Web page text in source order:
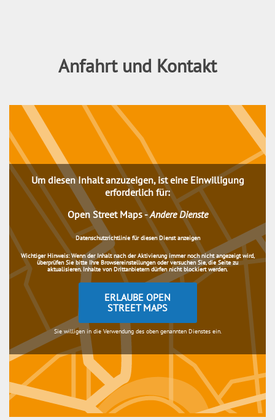
Anfahrt und Kontakt
Um diesen Inhalt anzuzeigen, ist eine Einwilligung
erforderlich für:
Open Street Maps-Andere Dienste
Datenschutzrichtlinie für diesen Dienst anzeigen
Wichtiger Hinweis:Wenn der Inhalt nach der Aktivierung immer noch nicht angezeigt wird,
überprüfen Sie bitte Ihre Browsereinstellungen oder versuchen Sie, die Seite zu
aktualisieren. Inhalte von Drittanbietern dürfen nicht blockiert werden.
ERLAUBE OPEN
STREET MAPS
Sie willigen in die Verwendung des oben genannten Dienstes ein.